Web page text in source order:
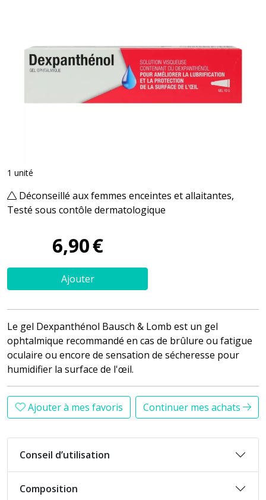
1 unité
Déconseillé aux femmes enceintes et allaitantes,
Testé sous contôle dermatologique
6,90€
Ajouter
Le gel Dexpanthénol Bausch & Lomb est un gel
ophtalmique recommandé en cas de brûlure ou fatigue
oculaire ou encore de sensation de sécheresse pour
humidifier la surface de l'œil.
Ajouter à mes favoris Continuer mes achats
Conseil d’utilisation
Composition